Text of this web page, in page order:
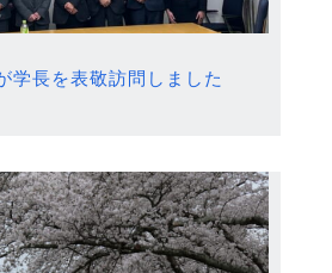
学長を表敬訪問しました